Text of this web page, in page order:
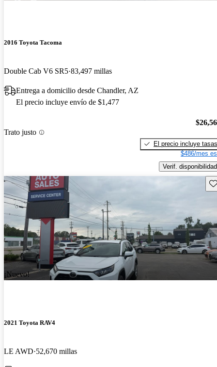
2016 Toyota Tacoma
Double Cab V6 SR5 83,497 millas
Entrega a domicilio desde Chandler, AZ
El precio incluye envío de $1,477
Trato justo
El precio incluye tasas
$486/mes
Verif. disponibilidad
¡Nuevo!
2021 Toyota RAV4
LE AWD 52,670 millas